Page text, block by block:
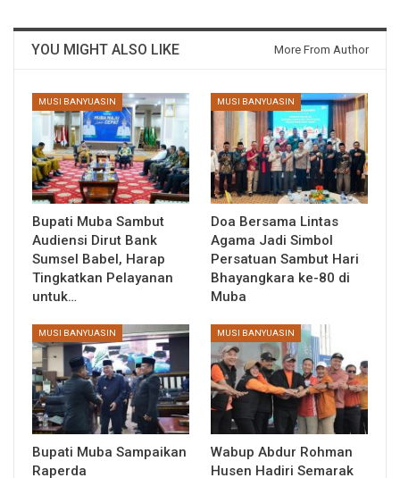
YOU MIGHT ALSO LIKE More From Author
MUSI BANYUASIN
Bupati Muba Sambut
Audiensi Dirut Bank
Sumsel Babel, Harap
Tingkatkan Pelayanan
untuk…
MUSI BANYUASIN
Doa Bersama Lintas
Agama Jadi Simbol
Persatuan Sambut Hari
Bhayangkara ke-80 di
Muba
MUSI BANYUASIN
Bupati Muba Sampaikan
Raperda
MUSI BANYUASIN
Wabup Abdur Rohman
Husen Hadiri Semarak